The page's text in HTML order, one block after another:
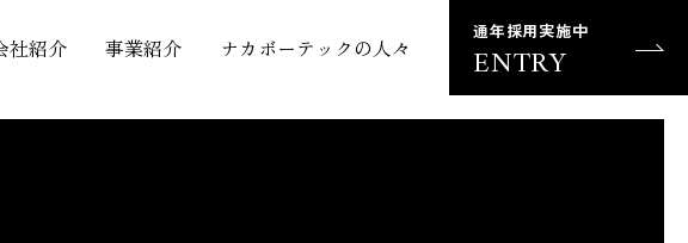
社紹介 事業紹介 ナカボーテックの人々
通年採用実施中
ENTRY
募集要項